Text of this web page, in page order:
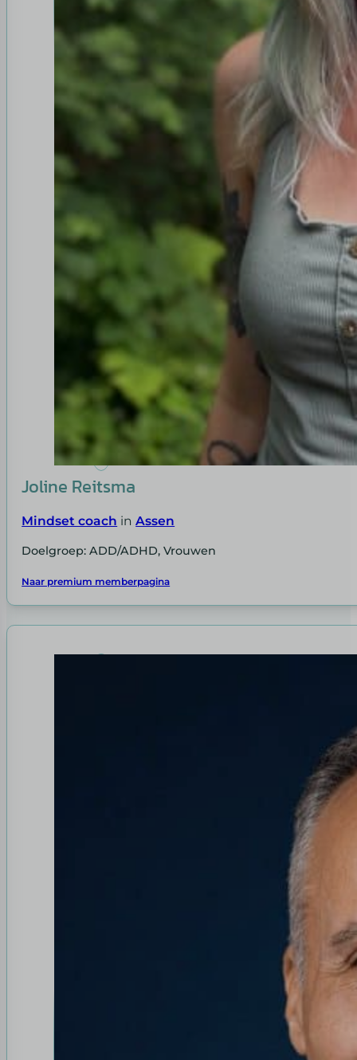
Joline Reitsma
Mindset coach inAssen
Doelgroep: ADD/ADHD, Vrouwen
Naar premium memberpagina